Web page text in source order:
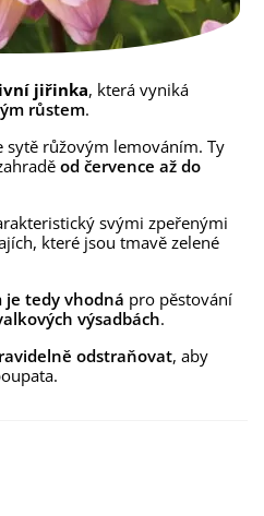
jiřinka, která vyniká
růstem.
sytě růžovým lemováním. Ty
od července až do
svými zpeřenými
které jsou tmavě zelené
je tedy vhodná pro pěstování
výsadbách.
odstraňovat, aby